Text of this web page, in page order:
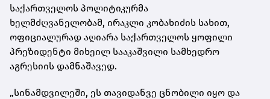
საქართველოს პოლიტიკურმა
ხელმძღვანელობამ, ირაკლი კობახიძის სახით,
ოფიციალურად აღიარა საქართველოს ყოფილი
პრეზიდენტი მიხეილ სააკაშვილი სამხედრო
აგრესიის დამნაშავედ.
„სინამდვილეში, ეს თავიდანვე ცნობილი იყო და